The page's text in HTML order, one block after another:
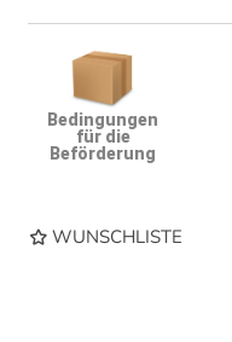
Bedingungen
für die
Beförderung
WUNSCHLISTE